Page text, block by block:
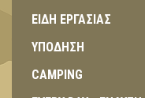
ΕΙΔΗ ΕΡΓΑΣΙΑΣ
ΥΠΟΔΗΣΗ
CAMPING